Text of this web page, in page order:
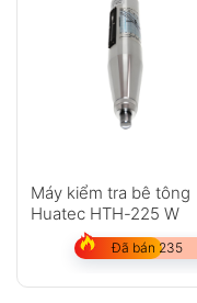
Máy kiểm tra bê tông
Huatec HTH-225 W
Đã bán 235